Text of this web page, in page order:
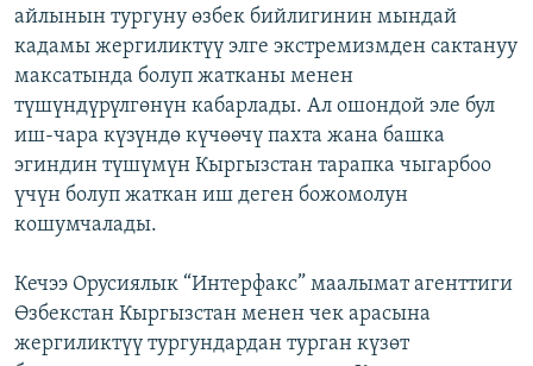
айлынын тургуну өзбек бийлигинин мындай
кадамы жергиликтүү элге экстремизмден сактануу
максатында болуп жатканы менен
түшүндүрүлгөнүн кабарлады. Ал ошондой эле бул
иш-чара күзүндө күчөөчү пахта жана башка
эгиндин түшүмүн Кыргызстан тарапка чыгарбоо
үчүн болуп жаткан иш деген божомолун
кошумчалады.
Кечээ Орусиялык “Интерфакс” маалымат агенттиги
Өзбекстан Кыргызстан менен чек арасына
жергиликтүү тургундардан турган күзөт